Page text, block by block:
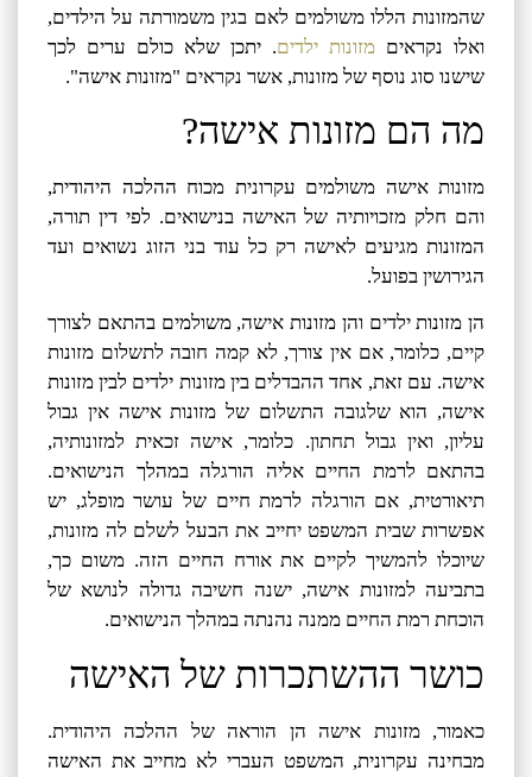
שהמזונות הללו משולמים לאם בגין משמורתה על הילדים,
ואלו נקראים מזונות ילדים. יתכן שלא כולם ערים לכך
שישנו סוג נוסף של מזונות, אשר נקראים "מזונות אישה".
מה הם מזונות אישה?
מזונות אישה משולמים עקרונית מכוח ההלכה היהודית,
והם חלק מזכויותיה של האישה בנישואים. לפי דין תורה,
המזונות מגיעים לאישה רק כל עוד בני הזוג נשואים ועד
הגירושין בפועל.
הן מזונות ילדים והן מזונות אישה, משולמים בהתאם לצורך
קיים, כלומר, אם אין צורך, לא קמה חובה לתשלום מזונות
אישה. עם זאת, אחד ההבדלים בין מזונות ילדים לבין מזונות
אישה, הוא שלגובה התשלום של מזונות אישה אין גבול
עליון, ואין גבול תחתון. כלומר, אישה זכאית למזונותיה,
בהתאם לרמת החיים אליה הורגלה במהלך הנישואים.
תיאורטית, אם הורגלה לרמת חיים של עושר מופלג, יש
אפשרות שבית המשפט יחייב את הבעל לשלם לה מזונות,
שיוכלו להמשיך לקיים את אורח החיים הזה. משום כך,
בתביעה למזונות אישה, ישנה חשיבה גדולה לנושא של
הוכחת רמת החיים ממנה נהנתה במהלך הנישואים.
כושר ההשתכרות של האישה
כאמור, מזונות אישה הן הוראה של ההלכה היהודית.
מבחינה עקרונית, המשפט העברי לא מחייב את האישה